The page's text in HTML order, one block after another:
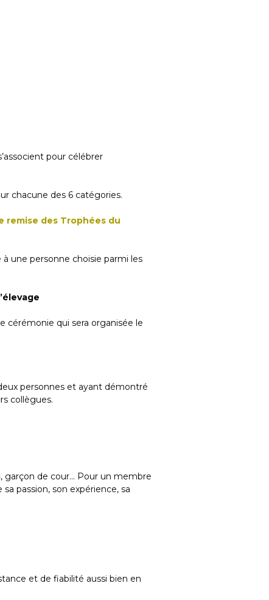
pour célébrer
chacune des 6 catégories.
remise des Trophées du
une personne choisie parmi les
cérémonie qui sera organisée le
personnes et ayant démontré
collègues.
garçon de cour… Pour un membre
passion, son expérience, sa
et de fiabilité aussi bien en